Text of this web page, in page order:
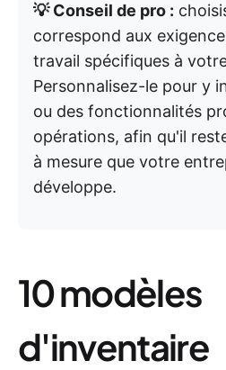
💡 Conseil de pro :
correspond aux
travail spécifiques à
Personnalisez-le pour y
ou des fonctionnalités
opérations, afin qu'il
à mesure que votre
développe.
10 modèles
d'inventaire